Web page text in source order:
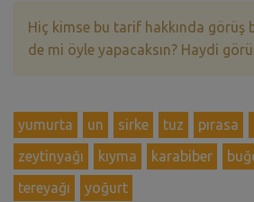
Hiç kimse bu tarif hakkında görüş
de mi öyle yapacaksın? Haydi
yumurta un sirke tuz pırasa
zeytinyağı
kıyma karabiber
tereyağı
yoğurt